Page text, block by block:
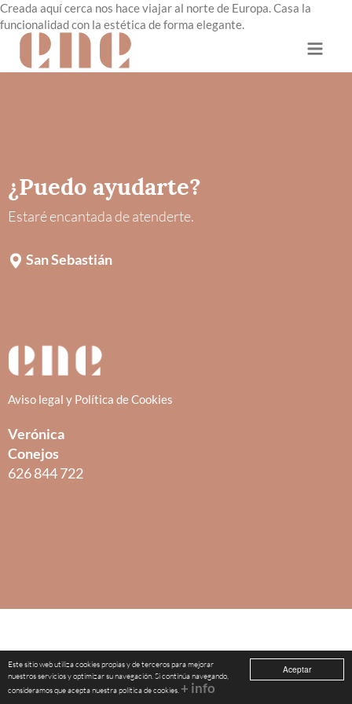
Aceptar
Este sitio web utiliza cookies propias y de terceros para mejorar
nuestros servicios y optimizar su navegación. Si continúa navegando,
consideramos que acepta nuestra política de cookies. + info
Creada aquí cerca nos hace viajar al norte de Europa. Casa la
funcionalidad con la estética de forma elegante.
¿Puedo ayudarte?
Estaré encantada de atenderte.
San Sebastián
Aviso legal y Política de Cookies
Verónica
Conejos
626 844 722